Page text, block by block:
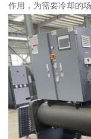
作用，为需要冷却的